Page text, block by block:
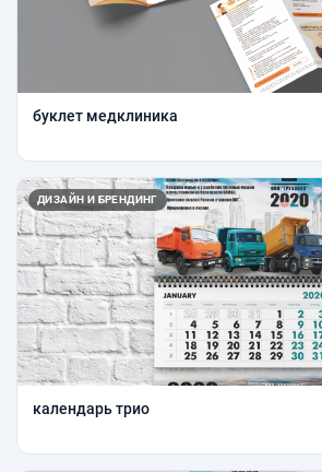
буклет медклиника
ДИЗАЙН И БРЕНДИНГ
календарь трио